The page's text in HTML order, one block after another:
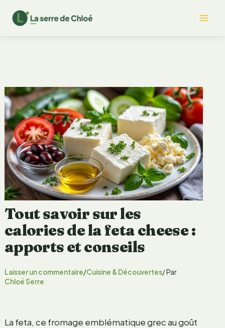
contenu
Tout savoir sur les
calories de la feta cheese :
apports et conseils
Laisser un commentaire/Cuisine & Découvertes/ Par
Chloé Serre
La feta, ce fromage emblématique grec au goût